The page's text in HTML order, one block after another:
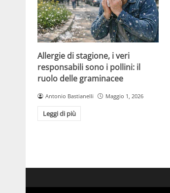
Allergie di stagione, i veri
responsabili sono i pollini: il
ruolo delle graminacee
Antonio Bastianelli Maggio 1, 2026
Leggi di più